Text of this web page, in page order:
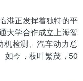
港正发挥着独特的平
大学合作成立上海智
机检测、汽车动力总
如今，枝叶繁茂，50